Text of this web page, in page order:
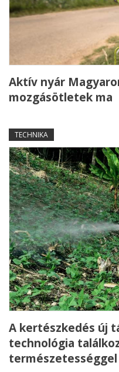
Aktív nyár
mozgásötletek ma
TECHNIKA
A kertészkedés új
technológia
természetességgel